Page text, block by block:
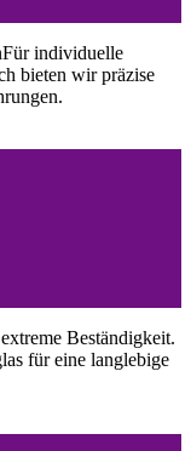
individuelle
bieten wir präzise
Beständigkeit.
für eine langlebige